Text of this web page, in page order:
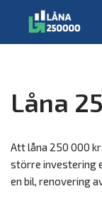
Låna
Att låna 250 000
större investering
en bil, renovering